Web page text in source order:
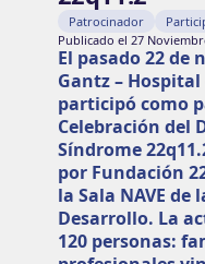
Patrocinador
Publicado el 27
El pasado 22 de
Gantz –
participó como
Celebración del
Síndrome
por Fundación
la Sala NAVE de
Desarrollo. La
120 personas: